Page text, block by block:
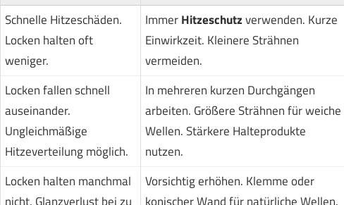
Schnelle Hitzeschäden.
Locken halten oft
weniger.
ImmerHitzeschutzverwenden. Kurze
Einwirkzeit. Kleinere Strähnen
vermeiden.
Locken fallen schnell
auseinander.
Ungleichmäßige
Hitzeverteilung möglich.
In mehreren kurzen Durchgängen
arbeiten. Größere Strähnen für weiche
Wellen. Stärkere Halteprodukte
nutzen.
Locken halten manchmal
nicht. Glanzverlust bei zu
Vorsichtig erhöhen. Klemme oder
konischer Wand für natürliche Wellen.